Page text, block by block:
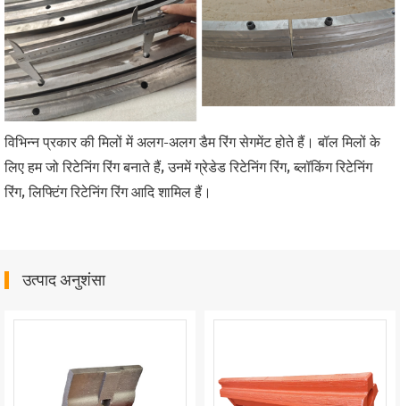
विभिन्न प्रकार की मिलों में अलग-अलग डैम रिंग सेगमेंट होते हैं। बॉल मिलों के
लिए हम जो रिटेनिंग रिंग बनाते हैं, उनमें ग्रेडेड रिटेनिंग रिंग, ब्लॉकिंग रिटेनिंग
रिंग, लिफ्टिंग रिटेनिंग रिंग आदि शामिल हैं।
उत्पाद अनुशंसा